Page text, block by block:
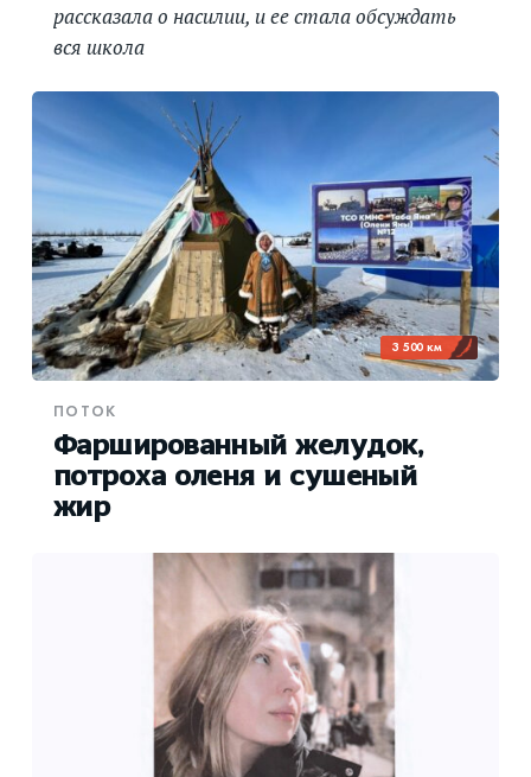
рассказала о насилии, и ее стала обсуждать
вся школа
3 500 км
ПОТОК
Фаршированный желудок,
потроха оленя и сушеный
жир